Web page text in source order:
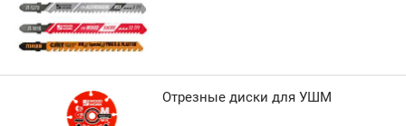
Отрезные диски для УШМ